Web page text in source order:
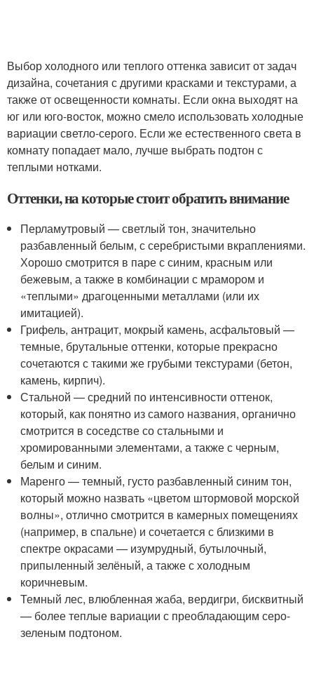
Выбор холодного или теплого оттенка зависит от задач
дизайна, сочетания с другими красками и текстурами, а
также от освещенности комнаты. Если окна выходят на
юг или юго-восток, можно смело использовать холодные
вариации светло-серого. Если же естественного света в
комнату попадает мало, лучше выбрать подтон с
теплыми нотками.
Оттенки, на которые стоит обратить внимание
Перламутровый — светлый тон, значительно
разбавленный белым, с серебристыми вкраплениями.
Хорошо смотрится в паре с синим, красным или
бежевым, а также в комбинации с мрамором и
«теплыми» драгоценными металлами (или их
имитацией).
Грифель, антрацит, мокрый камень, асфальтовый —
темные, брутальные оттенки, которые прекрасно
сочетаются с такими же грубыми текстурами (бетон,
камень, кирпич).
Стальной — средний по интенсивности оттенок,
который, как понятно из самого названия, органично
смотрится в соседстве со стальными и
хромированными элементами, а также с черным,
белым и синим.
Маренго — темный, густо разбавленный синим тон,
который можно назвать «цветом штормовой морской
волны», отлично смотрится в камерных помещениях
(например, в спальне) и сочетается с близкими в
спектре окрасами — изумрудный, бутылочный,
припыленный зелёный, а также с холодным
коричневым.
Темный лес, влюбленная жаба, вердигри, бисквитный
— более теплые вариации с преобладающим серо-
зеленым подтоном.